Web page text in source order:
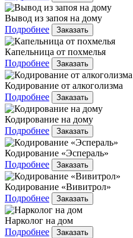
Вывод из запоя на дому
Подробнее
Заказать
Капельница от похмелья
Подробнее
Заказать
Кодирование от алкоголизма
Подробнее
Заказать
Кодирование на дому
Подробнее
Заказать
Кодирование «Эспераль»
Подробнее
Заказать
Кодирование «Вивитрол»
Подробнее
Заказать
Нарколог на дом
Подробнее
Заказать